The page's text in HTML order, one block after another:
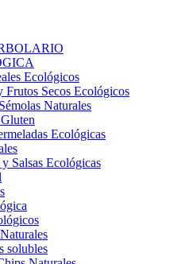
Ecológicos
Frutos Secos Ecológicos
Naturales
Ecológicas
Salsas Ecológicas
solubles